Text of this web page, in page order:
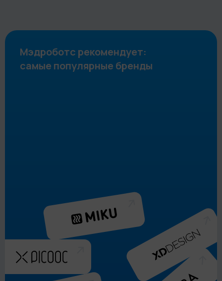
Мэдроботс рекомендует:
самые популярные бренды